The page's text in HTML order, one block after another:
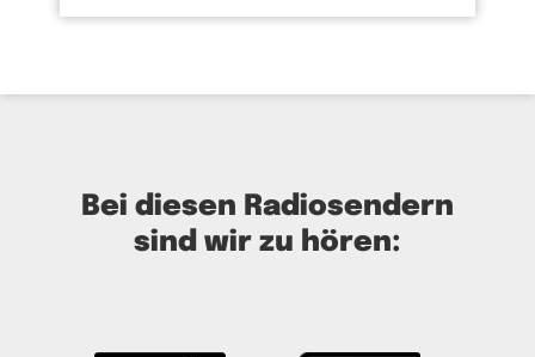
Bei diesen Radiosendern
sind wir zu hören: